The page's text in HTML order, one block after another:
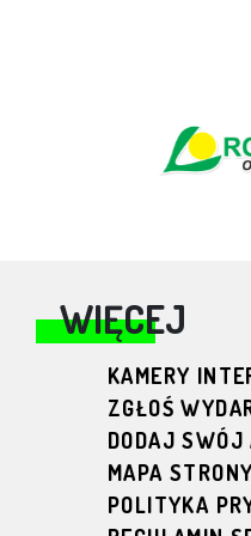
WIĘCEJ
KAMERY
ZGŁOŚ
DODAJ SWÓJ
MAPA STRONY
POLITYKA